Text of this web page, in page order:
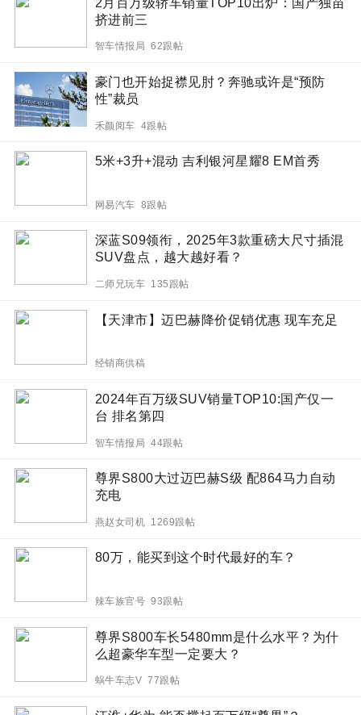
挤进前三
智车情报局 62跟帖
豪门也开始捉襟见肘？奔驰或许是“预防
性”裁员
禾颜阅车 4跟帖
5米+3升+混动 吉利银河星耀8 EM首秀
网易汽车 8跟帖
深蓝S09领衔，2025年3款重磅大尺寸插混
SUV盘点，越大越好看？
二师兄玩车 135跟帖
【天津市】迈巴赫降价促销优惠 现车充足
经销商供稿
2024年百万级SUV销量TOP10:国产仅一
台 排名第四
智车情报局 44跟帖
尊界S800大过迈巴赫S级 配864马力自动
充电
燕赵女司机 1269跟帖
80万，能买到这个时代最好的车？
辣车族官号 93跟帖
尊界S800车长5480mm是什么水平？为什
么超豪华车型一定要大？
蜗牛车志V 77跟帖